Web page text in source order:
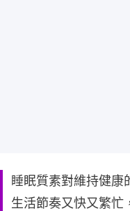
睡眠質素對維持健康
生活節奏又快又繁忙